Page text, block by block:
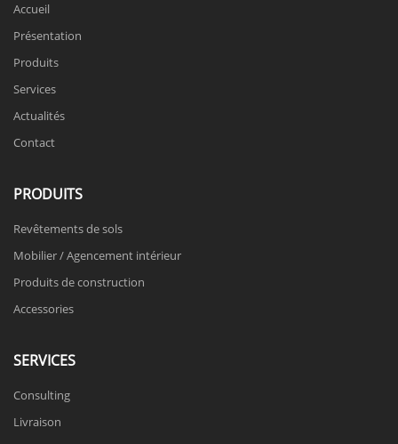
Accueil
Présentation
Produits
Services
Actualités
Contact
PRODUITS
Revêtements de sols
Mobilier / Agencement intérieur
Produits de construction
Accessories
SERVICES
Consulting
Livraison